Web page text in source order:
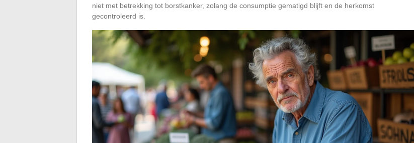
niet met betrekking tot borstkanker, zolang de consumptie gematigd blijft en de herkomst
gecontroleerd is.